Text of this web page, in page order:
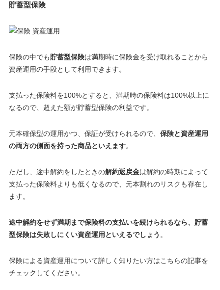
貯蓄型保険
保険の中でも 貯蓄型保険は満期時に保険金を受け取れることから
資産運用の手段として利用できます。
支払った保険料を100%とすると、満期時の保険料は100%以上に
なるので、超えた額が貯蓄型保険の利益です。
元本確保型の運用かつ、保証が受けられるので、 保険と資産運用
の両方の側面を持った商品といえます。
ただし、途中解約をしたときの解約返戻金は解約の時期によって
支払った保険料よりも低くなるので、 元本割れのリスクも存在し
ます。
途中解約をせず満期まで保険料の支払いを続けられるなら、貯蓄
型保険は失敗しにくい資産運用といえるでしょう 。
保険による資産運用について詳しく知りたい方はこちらの記事を
チェックしてください。